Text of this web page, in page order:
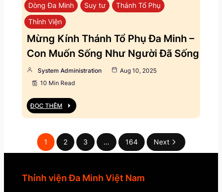
Dòng Đa Minh Suy tư
Thánh Tổ Phụ
Thỉnh Viện
Mừng Kính Thánh Tổ Phụ Đa Minh –
Con Muốn Sống Như Người Đã Sống
System Administration
Aug 10, 2025
10 Min Read
ĐỌC THÊM
1 2 3 … 164 Next
Thỉnh viện Đa Minh Việt Nam